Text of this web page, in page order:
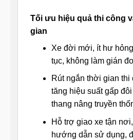
Tối ưu hiệu quả thi công
gian
Xe đời mới, ít hư
tục, không làm gián
Rút ngắn thời gian thi
tăng hiệu suất gấp
thang nâng truyền
Hỗ trợ giao xe tận
hướng dẫn sử dụng,